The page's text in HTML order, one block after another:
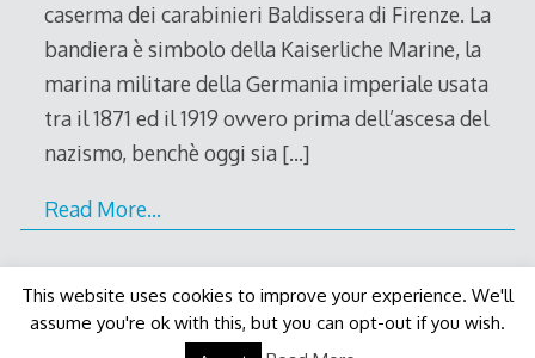
caserma dei carabinieri Baldissera di Firenze. La
bandiera è simbolo della Kaiserliche Marine, la
marina militare della Germania imperiale usata
tra il 1871 ed il 1919 ovvero prima dell’ascesa del
nazismo, benchè oggi sia […]
Read More…
Decode Themeby Macho Themes
This website uses cookies to improve your experience. We'll
assume you're ok with this, but you can opt-out if you wish.